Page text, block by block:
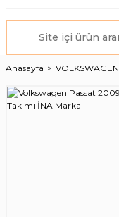
Anasayfa VOLKSWAGEN